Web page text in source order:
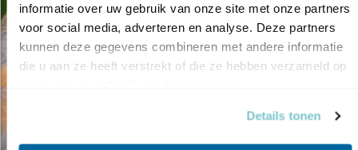
informatie over uw gebruik van onze site met onze partners
voor social media, adverteren en analyse. Deze partners
kunnen deze gegevens combineren met andere informatie
die u aan ze heeft verstrekt of die ze hebben verzameld op
Details tonen